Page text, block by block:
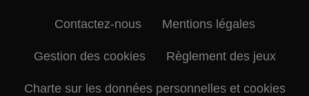
Contactez-nous Mentions légales
Gestion des cookies Règlement des jeux
Charte sur les données personnelles et cookies